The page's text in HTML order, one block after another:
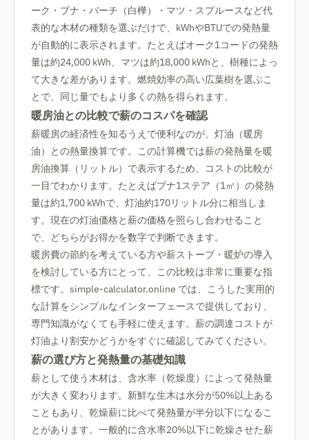
ーク・ブナ・バーチ（白樺）・マツ・スプルースなど代
表的な木材の種類を選ぶだけで、kWhやBTUでの発熱量
が自動的に表示されます。たとえばオーク1コードの発熱
量は約24,000 kWh、マツは約18,000 kWhと、樹種によっ
て大きな差があります。燃焼効率の高い広葉樹を選ぶこ
とで、同じ量でもより多くの熱を得られます。
暖房油との比較で薪のコスパを確認
薪暖房の経済性を知るうえで便利なのが、灯油（暖房
油）との熱量換算です。この計算機では薪の発熱量を暖
房油換算（リットル）で表示するため、コストの比較が
一目でわかります。たとえばブナ1ステア（1㎥）の発熱
量は約1,700 kWhで、灯油約170リットル分に相当しま
す。現在の灯油価格と薪の価格を照らし合わせること
で、どちらがお得かを数字で判断できます。
暖房費の節約を考えている方や薪ストーブ・暖炉の導入
を検討している方にとって、この比較は非常に重要な指
標です。simple-calculator.online では、こうした実用的
な計算をシンプルなインターフェースで提供しており、
専門知識がなくても手軽に使えます。薪の調達コストが
灯油より割安かどうかをすぐに確認してみてください。
薪の選び方と発熱量の基礎知識
薪として使う木材は、含水率（乾燥度）によって発熱量
が大きく変わります。新鮮な生木は水分が50%以上ある
こともあり、乾燥薪に比べて発熱量が半分以下になるこ
とがあります。一般的に含水率20%以下に乾燥させた薪